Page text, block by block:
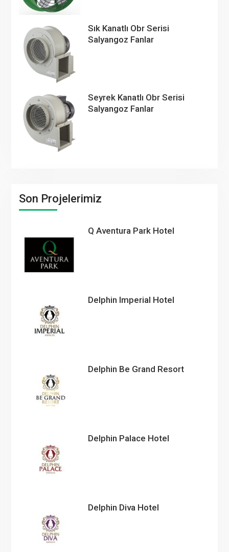
Sık Kanatlı Obr Serisi
Salyangoz Fanlar
Seyrek Kanatlı Obr Serisi
Salyangoz Fanlar
Son Projelerimiz
Q Aventura Park Hotel
Delphin Imperial Hotel
Delphin Be Grand Resort
Delphin Palace Hotel
Delphin Diva Hotel